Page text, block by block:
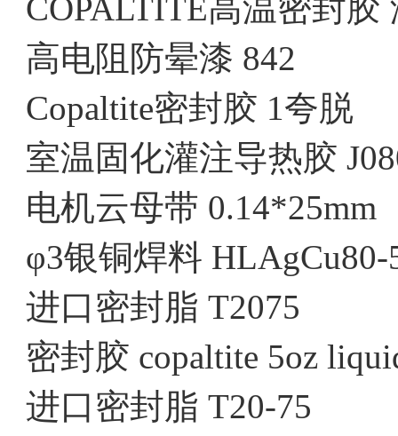
COPALTITE高温密封
高电阻防晕漆 842
Copaltite密封胶 1夸脱
室温固化灌注导热胶
电机云母带 0.14*25mm
φ3银铜焊料 HLAgCu80-
进口密封脂 T2075
密封胶 copaltite 5oz
进口密封脂 T20-75